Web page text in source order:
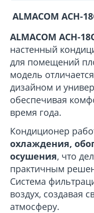
ALMACOM ACH-
ALMACOM ACH-
настенный
для помещений
модель
дизайном и
обеспечивая
время года.
Кондиционер
охлаждения,
осушения, что
практичным
Система
воздух, создавая
атмосферу.